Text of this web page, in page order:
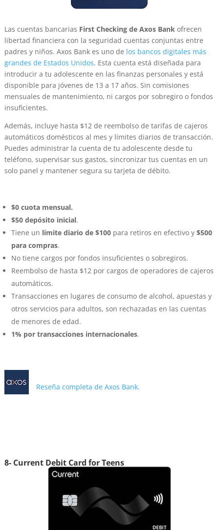
Las cuentas bancarias First Checking de Axos Bankofrecen
libertad financiera con la seguridad cuentas conjuntas entre
padres y niños. Axos Bank es uno de los bancos digitales más
grandes de Estados Unidos. Esta cuenta está diseñada para
introducir a tu adolescente en las finanzas personales y está
disponible para jóvenes de 13 a 17 años. Sin comisiones
mensuales de mantenimiento, ni cargos por sobregiro o fondos
insuficientes.
Además, incluye hasta $12 de reembolso de tarifas de cajeros
automáticos domésticos al mes y límites diarios de transacción.
Puedes administrar la cuenta de tu adolescente desde tu
teléfono, supervisar sus gastos, sincronizar tus cuentas en un
solo panel y mantener segura su tarjeta de débito.
$0 cuota mensual.
$50 depósito inicial.
Tiene un límite diario de $100para retiros en efectivo y $500
para compras.
No tiene cargos por fondos insuficientes o sobregiros.
Reembolso de hasta $12 por cargos de operadores de cajeros
automáticos.
Transacciones en lugares de consumo de alcohol, apuestas y
otros servicios para adultos, son rechazadas en las cuentas
de menores de edad.
1% por transacciones internacionales.
Reseña completa de Axos Bank.
8- Current Debit Card for Teens